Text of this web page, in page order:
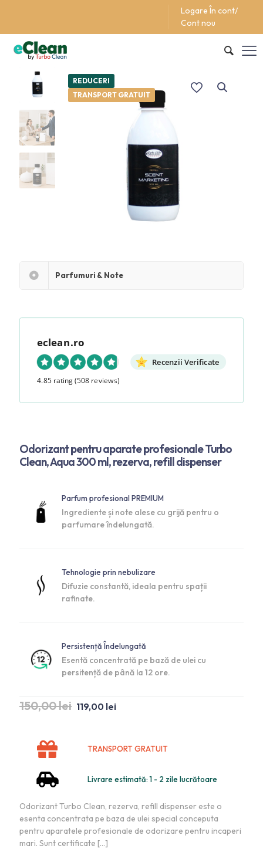
Logare În cont/
Cont nou
REDUCERI
TRANSPORT GRATUIT
Parfumuri & Note
eclean.ro
Recenzii Verificate
4.85 rating(508 reviews)
Odorizant pentru aparate profesionale Turbo
Clean, Aqua 300 ml, rezerva, refill dispenser
Parfum profesional PREMIUM
Ingrediente și note alese cu grijă pentru o
parfumare îndelungată.
Tehnologie prin nebulizare
Difuzie constantă, ideala pentru spații
rafinate.
Persistență Îndelungată
Esentă concentrată pe bază de ulei cu
persitență de până la 12 ore.
150,00lei 119,00 lei
TRANSPORT GRATUIT
Livrare estimată: 1 - 2 zile lucrătoare
Odorizant Turbo Clean, rezerva, refill dispenser este o
esenta concentrata pe baza de ulei special conceputa
pentru aparatele profesionale de odorizare pentru incaperi
mari. Sunt certificate […]